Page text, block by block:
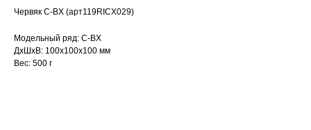
Червяк C-BX (арт119RICX029)
Модельный ряд: C-BX
ДxШxВ: 100x100x100 мм
Вес: 500 г